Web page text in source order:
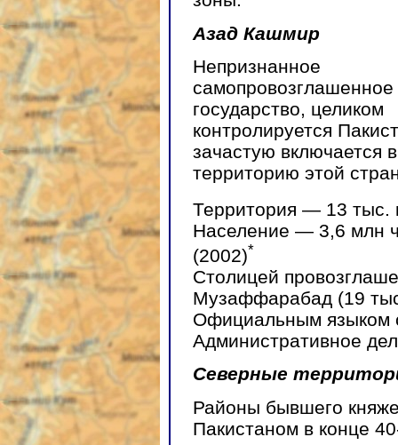
Азад Кашмир
Непризнанное
самопровозглашенное
государство, целиком
контролируется
зачастую включается в
территорию этой
Территория — 13 тыс.
Население — 3,6 млн
(2002)*
Столицей
Музаффарабад (19
Официальным языком
Административное
Северные
Районы бывшего
Пакистаном в конце